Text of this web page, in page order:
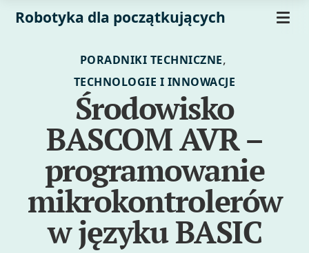
Robotyka dla początkujących
PORADNIKI TECHNICZNE,
TECHNOLOGIE I INNOWACJE
Środowisko
BASCOM AVR –
programowanie
mikrokontrolerów
w języku BASIC